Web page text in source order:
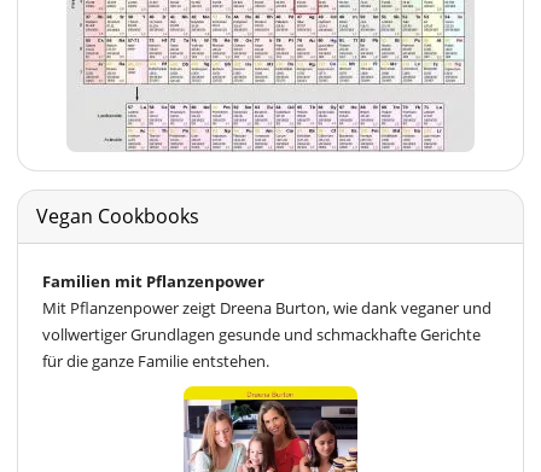
Vegan Cookbooks
Familien mit Pflanzenpower
Mit Pflanzenpower zeigt Dreena Burton, wie dank veganer und
vollwertiger Grundlagen gesunde und schmackhafte Gerichte
für die ganze Familie entstehen.